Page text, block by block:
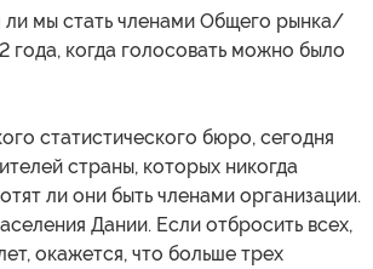
ли мы стать членами Общего рынка/
года, когда голосовать можно было
статистического бюро, сегодня
страны, которых никогда
ли они быть членами организации.
Дании. Если отбросить всех,
окажется, что больше трех